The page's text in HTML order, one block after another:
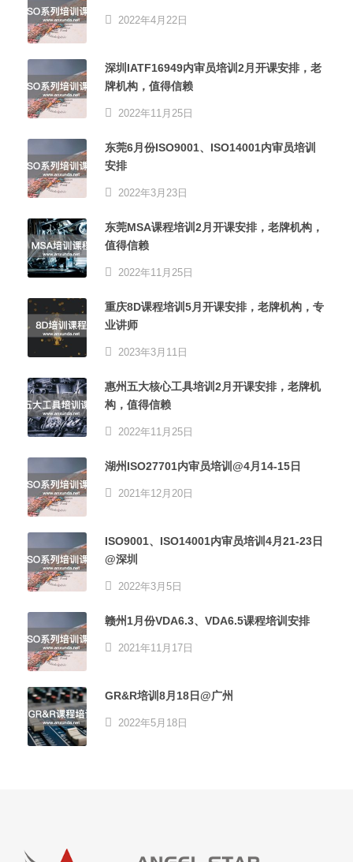
2022年4月22日
深圳IATF16949内审员培训2月开课安排，老
牌机构，值得信赖
2022年11月25日
东莞6月份ISO9001、ISO14001内审员培训
安排
2022年3月23日
东莞MSA课程培训2月开课安排，老牌机构，
值得信赖
2022年11月25日
重庆8D课程培训5月开课安排，老牌机构，专
业讲师
2023年3月11日
惠州五大核心工具培训2月开课安排，老牌机
构，值得信赖
2022年11月25日
湖州ISO27701内审员培训@4月14-15日
2021年12月20日
ISO9001、ISO14001内审员培训4月21-23日
@深圳
2022年3月5日
赣州1月份VDA6.3、VDA6.5课程培训安排
2021年11月17日
GR&R培训8月18日@广州
2022年5月18日